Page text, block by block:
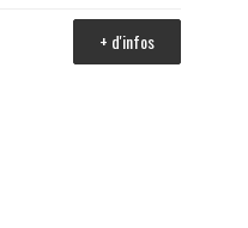
+ d'infos